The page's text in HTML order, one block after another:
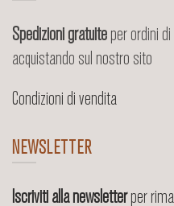
Spedizioni gratuiteper ordini
acquistando sul nostro sito
Condizioni di vendita
NEWSLETTER
Iscriviti alla newsletterper